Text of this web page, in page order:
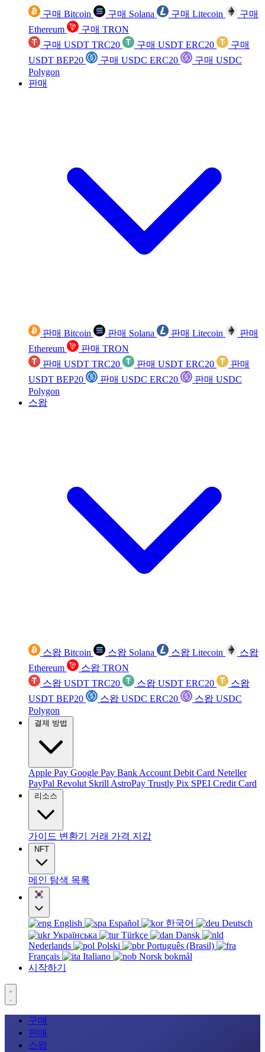
구매 Bitcoin 구매 Solana 구매 Litecoin
구매
Ethereum
구매 TRON
구매 USDT TRC20
구매 USDT ERC20
구매
USDT BEP20
구매 USDC ERC20
구매 USDC
Polygon
판매
판매 Bitcoin 판매 Solana 판매 Litecoin
판매
Ethereum
판매 TRON
판매 USDT TRC20
판매 USDT ERC20
판매
USDT BEP20
판매 USDC ERC20
판매 USDC
Polygon
스왑
스왑 Bitcoin 스왑 Solana 스왑 Litecoin
스왑
Ethereum
스왑 TRON
스왑 USDT TRC20
스왑 USDT ERC20
스왑
USDT BEP20
스왑 USDC ERC20
스왑 USDC
Polygon
결제 방법
Apple Pay Google Pay Bank Account Debit Card Neteller
PayPal Revolut Skrill AstroPay Trustly Pix SPEI Credit Card
리소스
가이드 변환기 거래 가격 지갑
NFT
메인 탐색 목록
English Español 한국어
Deutsch
Українська
Türkçe
Dansk
Nederlands
Polski
Português (Brasil)
Français
Italiano
Norsk bokmål
시작하기
구매
판매
스왑